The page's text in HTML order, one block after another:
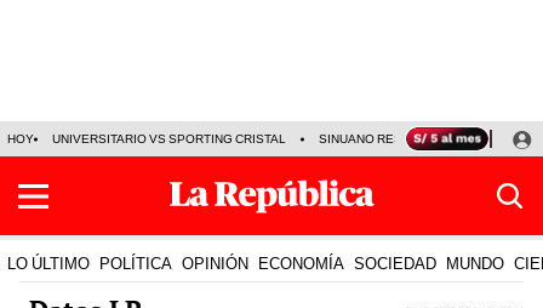
HOY UNIVERSITARIO VS SPORTING CRISTAL SINUANO RESULTADOS HOY
LO ÚLTIMO POLÍTICA OPINIÓN ECONOMÍA SOCIEDAD MUNDO